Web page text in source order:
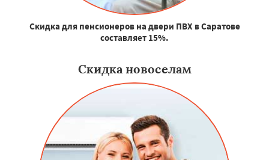
Скидка для пенсионеров на двери ПВХ в Саратове
составляет 15%.
Скидка новоселам